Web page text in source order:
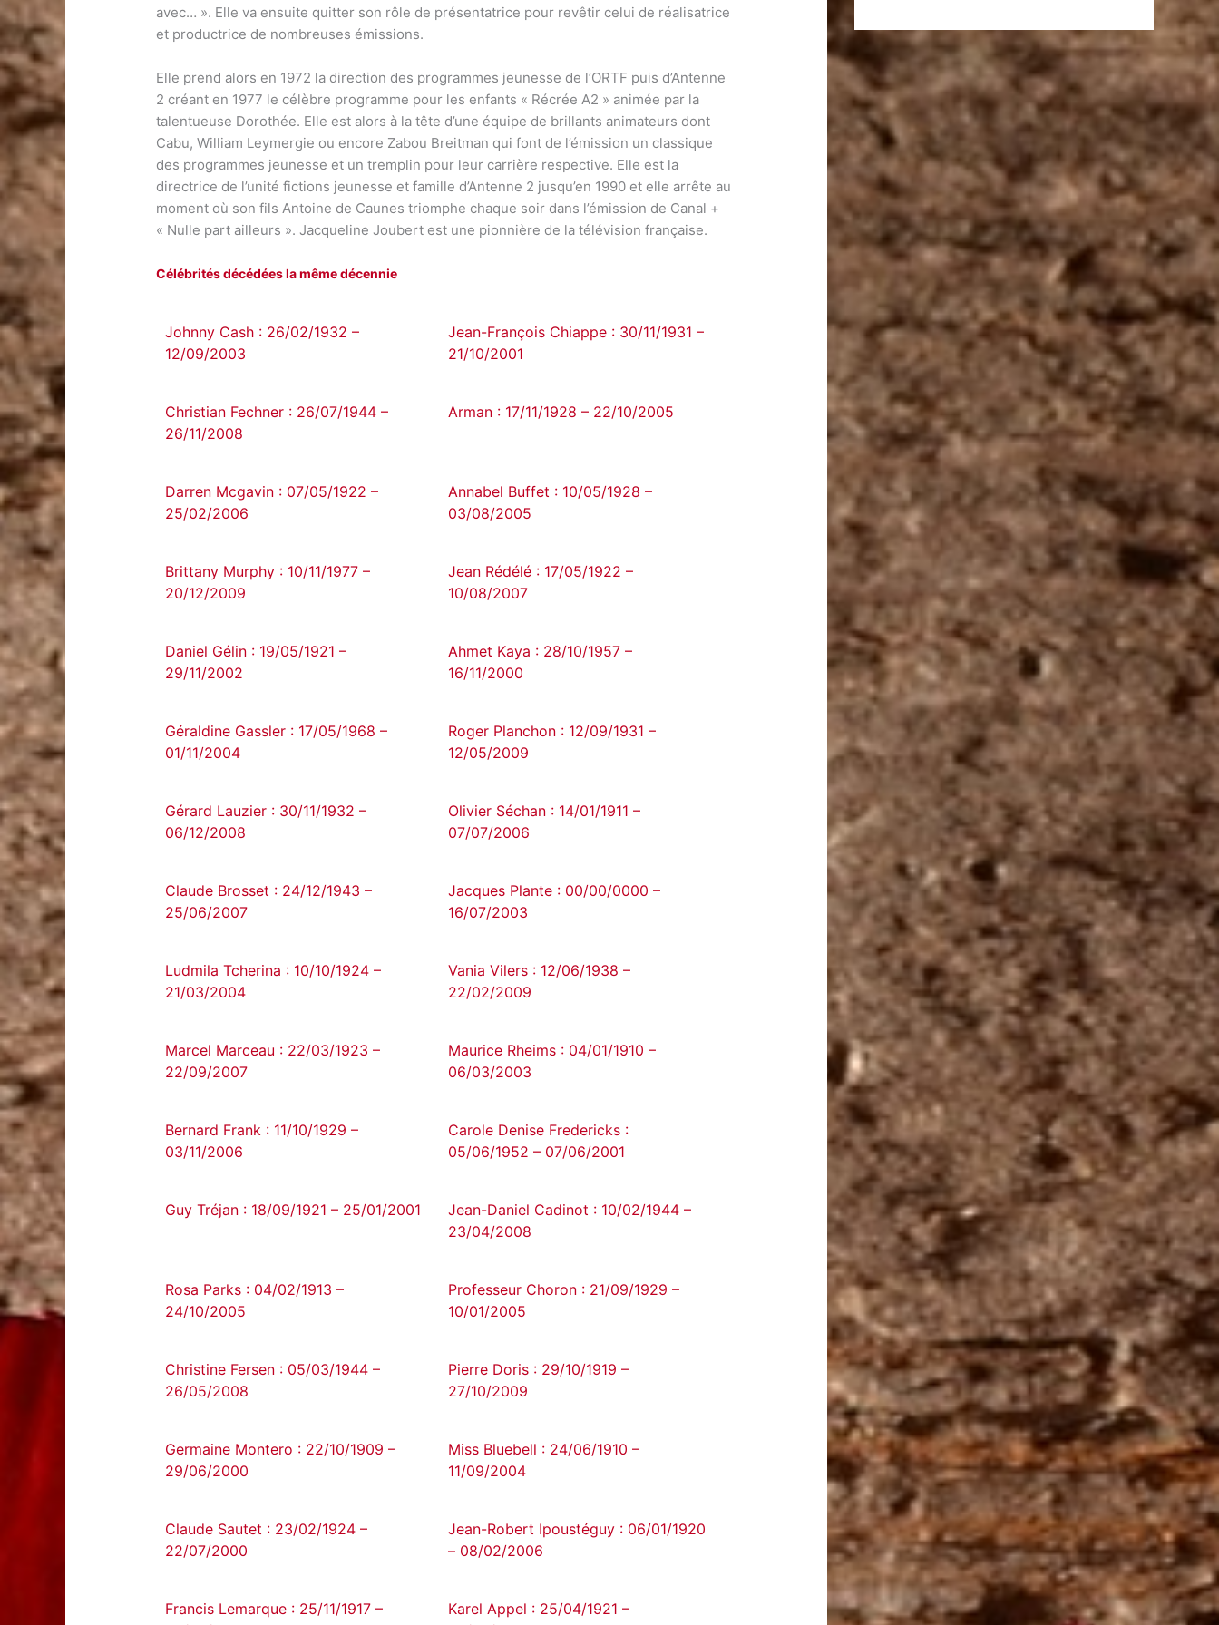
avec… ». Elle va ensuite quitter son rôle de présentatrice pour revêtir celui de réalisatrice
et productrice de nombreuses émissions.
Elle prend alors en 1972 la direction des programmes jeunesse de l’ORTF puis d’Antenne
2 créant en 1977 le célèbre programme pour les enfants « Récrée A2 » animée par la
talentueuse Dorothée. Elle est alors à la tête d’une équipe de brillants animateurs dont
Cabu, William Leymergie ou encore Zabou Breitman qui font de l’émission un classique
des programmes jeunesse et un tremplin pour leur carrière respective. Elle est la
directrice de l’unité fictions jeunesse et famille d’Antenne 2 jusqu’en 1990 et elle arrête au
moment où son fils Antoine de Caunes triomphe chaque soir dans l’émission de Canal +
« Nulle part ailleurs ». Jacqueline Joubert est une pionnière de la télévision française.
Célébrités décédées la même décennie
Johnny Cash : 26/02/1932 –
12/09/2003
Jean-François Chiappe : 30/11/1931 –
21/10/2001
Christian Fechner : 26/07/1944 –
26/11/2008
Arman : 17/11/1928 – 22/10/2005
Darren Mcgavin : 07/05/1922 –
25/02/2006
Annabel Buffet : 10/05/1928 –
03/08/2005
Brittany Murphy : 10/11/1977 –
20/12/2009
Jean Rédélé : 17/05/1922 –
10/08/2007
Daniel Gélin : 19/05/1921 –
29/11/2002
Ahmet Kaya : 28/10/1957 –
16/11/2000
Géraldine Gassler : 17/05/1968 –
01/11/2004
Roger Planchon : 12/09/1931 –
12/05/2009
Gérard Lauzier : 30/11/1932 –
06/12/2008
Olivier Séchan : 14/01/1911 –
07/07/2006
Claude Brosset : 24/12/1943 –
25/06/2007
Jacques Plante : 00/00/0000 –
16/07/2003
Ludmila Tcherina : 10/10/1924 –
21/03/2004
Vania Vilers : 12/06/1938 –
22/02/2009
Marcel Marceau : 22/03/1923 –
22/09/2007
Maurice Rheims : 04/01/1910 –
06/03/2003
Bernard Frank : 11/10/1929 –
03/11/2006
Carole Denise Fredericks :
05/06/1952 – 07/06/2001
Guy Tréjan : 18/09/1921 – 25/01/2001
Jean-Daniel Cadinot : 10/02/1944 –
23/04/2008
Rosa Parks : 04/02/1913 –
24/10/2005
Professeur Choron : 21/09/1929 –
10/01/2005
Christine Fersen : 05/03/1944 –
26/05/2008
Pierre Doris : 29/10/1919 –
27/10/2009
Germaine Montero : 22/10/1909 –
29/06/2000
Miss Bluebell : 24/06/1910 –
11/09/2004
Claude Sautet : 23/02/1924 –
22/07/2000
Jean-Robert Ipoustéguy : 06/01/1920
– 08/02/2006
Francis Lemarque : 25/11/1917 –
Karel Appel : 25/04/1921 –